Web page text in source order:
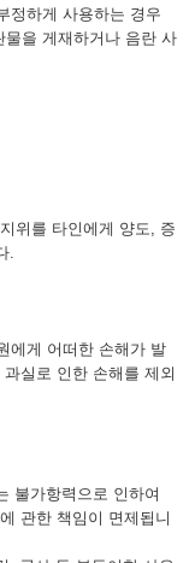
정하게 사용하는 경우
을 게재하거나 음란 사
위를 타인에게 양도, 증
.
에게 어떠한 손해가 발
실로 인한 손해를 제외
불가항력으로 인하여
관한 책임이 면제됩니